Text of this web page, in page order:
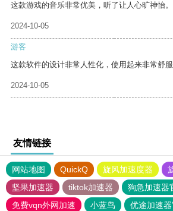
这款游戏的音乐非常优美，听了让人心旷神怡。
2024-10-05
游客
这款软件的设计非常人性化，使用起来非常舒服
2024-10-05
友情链接
网站地图 QuickQ 旋风加速度器
坚果加速器
tiktok加速器
狗急加速器
免费vqn外网加速
小蓝鸟 优途加速